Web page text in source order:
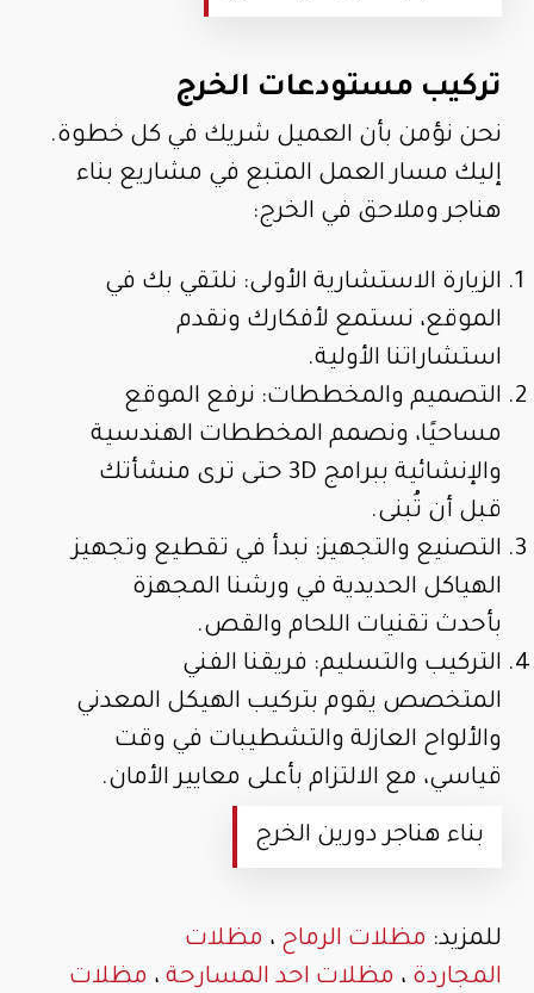
تركيب مستودعات الخرج
نحن نؤمن بأن العميل شريك في كل خطوة.
إليك مسار العمل المتبع في مشاريع بناء
هناجر وملاحق في الخرج:
الزيارة الاستشارية الأولى: نلتقي بك في
الموقع، نستمع لأفكارك ونقدم
استشاراتنا الأولية.
التصميم والمخططات: نرفع الموقع
مساحيًا، ونصمم المخططات الهندسية
والإنشائية ببرامج 3D حتى ترى منشأتك
قبل أن تُبنى.
التصنيع والتجهيز: نبدأ في تقطيع وتجهيز
الهياكل الحديدية في ورشنا المجهزة
بأحدث تقنيات اللحام والقص.
التركيب والتسليم: فريقنا الفني
المتخصص يقوم بتركيب الهيكل المعدني
والألواح العازلة والتشطيبات في وقت
قياسي، مع الالتزام بأعلى معايير الأمان.
بناء هناجر دورين الخرج
للمزيد: مظلات الرماح ، مظلات
المجاردة ، مظلات احد المسارحة، مظلات